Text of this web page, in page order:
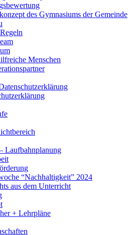
des Gymnasiums der Gemeinde
Menschen
Laufbahnplanung
“Nachhaltigkeit” 2024
aus dem Unterricht
+ Lehrpläne